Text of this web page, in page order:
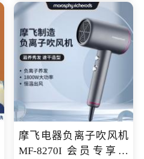
摩飞电器负离子吹风机
MF-8270I 会员专享价